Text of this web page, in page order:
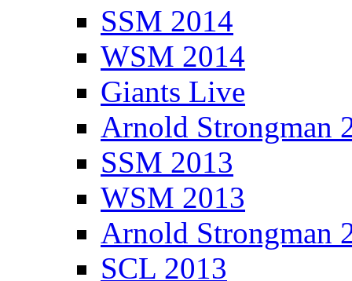
SSM 2014
WSM 2014
Giants Live
Arnold Strongman
SSM 2013
WSM 2013
Arnold Strongman
SCL 2013